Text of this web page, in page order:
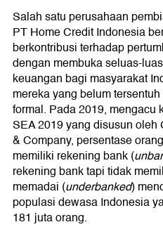
Salah satu perusahaan
PT Home Credit Indonesia
berkontribusi terhadap
dengan membuka seluas-
keuangan bagi masyarakat
mereka yang belum
formal. Pada 2019, mengacu
SEA 2019 yang disusun oleh
& Company, persentase
memiliki rekening bank (
rekening bank tapi tidak
memadai (underbanked)
populasi dewasa Indonesia
181 juta orang.